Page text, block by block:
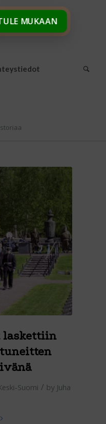
laskettiin
Suomi / by Juha
MUKAAN